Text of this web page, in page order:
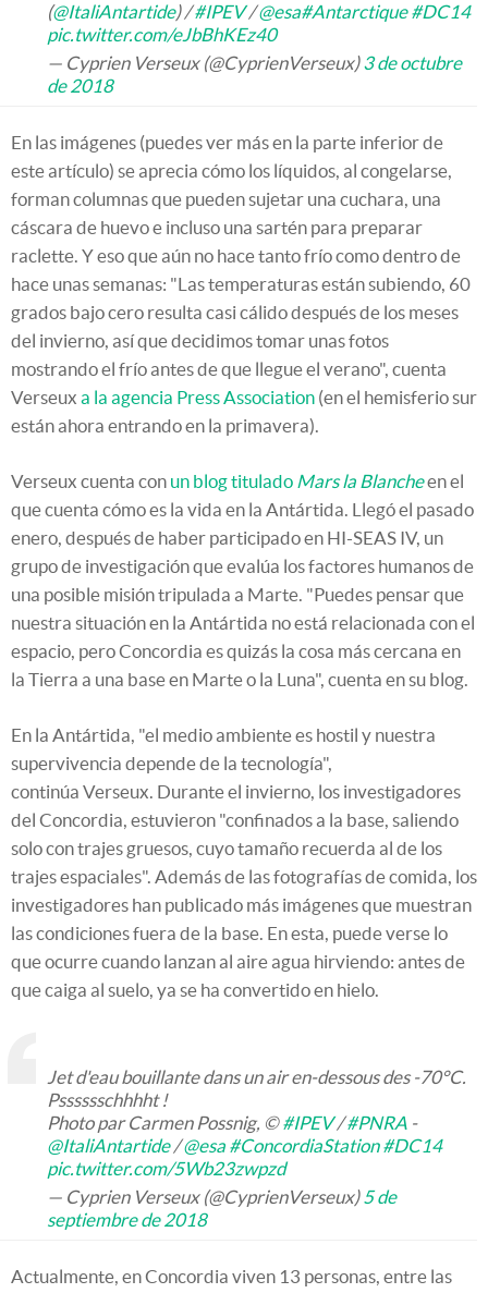
(@ItaliAntartide) /#IPEV/@esa#Antarctique #DC14
pic.twitter.com/eJbBhKEz40
— Cyprien Verseux (@CyprienVerseux)3 de octubre
de 2018
En las imágenes (puedes ver más en la parte inferior de
este artículo) se aprecia cómo los líquidos, al congelarse,
forman columnas que pueden sujetar una cuchara, una
cáscara de huevo e incluso una sartén para preparar
raclette. Y eso que aún no hace tanto frío como dentro de
hace unas semanas: "Las temperaturas están subiendo, 60
grados bajo cero resulta casi cálido después de los meses
del invierno, así que decidimos tomar unas fotos
mostrando el frío antes de que llegue el verano", cuenta
Verseux a la agencia Press Association (en el hemisferio sur
están ahora entrando en la primavera).
Verseux cuenta con un blog titulado Mars la Blancheen el
que cuenta cómo es la vida en la Antártida. Llegó el pasado
enero, después de haber participado en HI-SEAS IV, un
grupo de investigación que evalúa los factores humanos de
una posible misión tripulada a Marte. "Puedes pensar que
nuestra situación en la Antártida no está relacionada con el
espacio, pero Concordia es quizás la cosa más cercana en
la Tierra a una base en Marte o la Luna", cuenta en su blog.
En la Antártida, "el medio ambiente es hostil y nuestra
supervivencia depende de la tecnología",
continúa Verseux. Durante el invierno, los investigadores
del Concordia, estuvieron "confinados a la base, saliendo
solo con trajes gruesos, cuyo tamaño recuerda al de los
trajes espaciales". Además de las fotografías de comida, los
investigadores han publicado más imágenes que muestran
las condiciones fuera de la base. En esta, puede verse lo
que ocurre cuando lanzan al aire agua hirviendo: antes de
que caiga al suelo, ya se ha convertido en hielo.
Jet d'eau bouillante dans un air en-dessous des -70°C.
Psssssschhhht !
Photo par Carmen Possnig, ©#IPEV/#PNRA -
@ItaliAntartide/@esa #ConcordiaStation #DC14
pic.twitter.com/5Wb23zwpzd
— Cyprien Verseux (@CyprienVerseux)5 de
septiembre de 2018
Actualmente, en Concordia viven 13 personas, entre las